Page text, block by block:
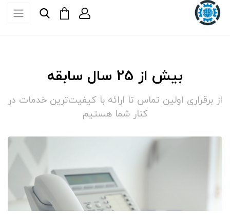
بیش از 25 سال سابقه
از برقراری اولین تماس تا ارائه با کیفیت‌ترین خدمات در
کنار شما هستیم